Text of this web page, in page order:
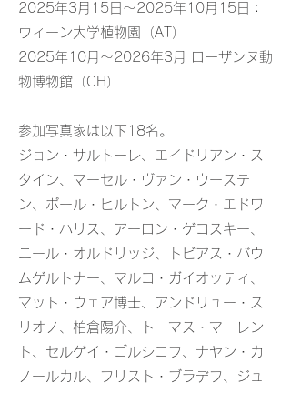
2025年3月15日～2025年10月15日：
ウィーン大学植物園（AT）
2025年10月～2026年3月 ローザンヌ動
物博物館（CH）
参加写真家は以下18名。
ジョン・サルトーレ、エイドリアン・ス
タイン、マーセル・ヴァン・ウーステ
ン、ポール・ヒルトン、マーク・エドワ
ード・ハリス、アーロン・ゲコスキー、
ニール・オルドリッジ、トビアス・バウ
ムゲルトナー、マルコ・ガイオッティ、
マット・ウェア博士、アンドリュー・ス
リオノ、柏倉陽介、トーマス・マーレン
ト、セルゲイ・ゴルシコフ、ナヤン・カ
ノールカル、フリスト・ブラデフ、ジュ